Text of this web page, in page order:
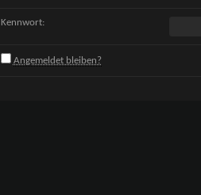
Kennwort:
Angemeldet bleiben?